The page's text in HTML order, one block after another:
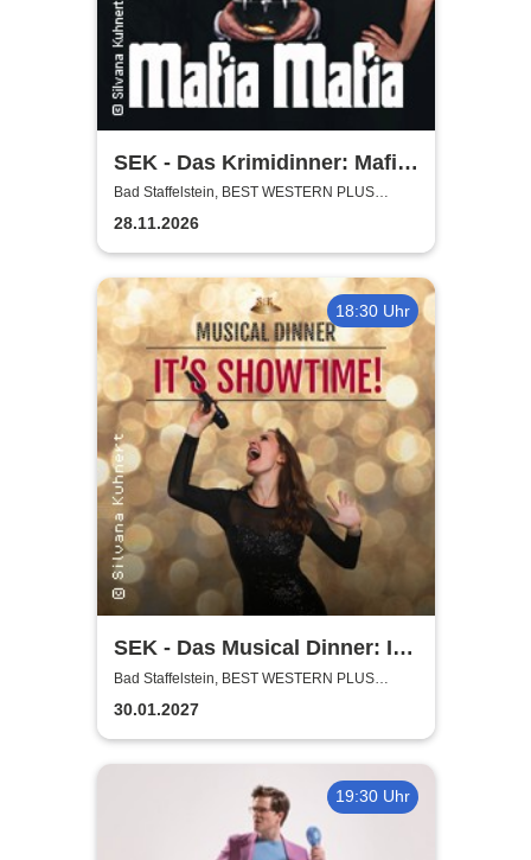
SEK - Das Krimidinner: Mafia
Mafia
Bad Staffelstein, BEST WESTERN PLUS
Kurhotel an der Obermaintherme
28.11.2026
18:30 Uhr
SEK - Das Musical Dinner: It's
Showtime
Bad Staffelstein, BEST WESTERN PLUS
Kurhotel an der Obermaintherme
30.01.2027
19:30 Uhr